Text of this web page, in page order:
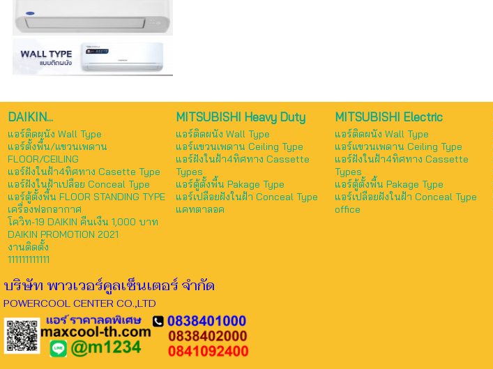
DAIKIN...
แอร์ติดผนัง Wall Type
แอร์ตั้งพื้น/แขวนเพดาน
FLOOR/CEILING
แอร์ฝังในฝ้า4ทิศทาง Casette Type
แอร์ฝังในฝ้าเปลือย Conceal Type
แอร์ตู้ตั้งพื้น FLOOR STANDING TYPE
เครื่องฟอกอากาศ
โควิท-19 DAIKIN คืนเงืน 1,000 บาท
DAIKIN PROMOTION 2021
งานติดตั้ง
111111111111
MITSUBISHI Heavy Duty
แอร์ติดผนัง Wall Type
แอร์แขวนเพดาน Ceiling Type
แอร์ฝังในฝ้า4ทิศทาง Cassette
Types
แอร์ตู้ตั้งพื้น Pakage Type
แอร์เปลือยฝังในฝ้า Conceal Type
แคทตาลอค
MITSUBISHI Electric
แอร์ติดผนัง Wall Type
แอร์แขวนเพดาน Ceiling Type
แอร์ฝังในฝ้า4ทิศทาง Cassette
Types
แอร์ตู้ตั้งพื้น Pakage Type
แอร์เปลือยฝังในฝ้า Conceal Type
office
บริษัท พาวเวอร์คูลเซ็นเตอร์ จำกัด
POWERCOOL CENTER CO.,LTD